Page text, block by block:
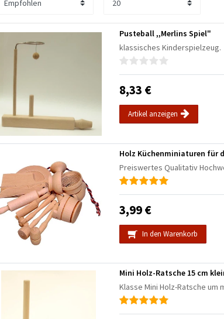
Pusteball ,,Merlins Spiel"
klassisches Kinderspielzeug.
8,33 €
Artikel anzeigen
Holz Küchenminiaturen für
Preiswertes Qualitativ
3,99 €
In den Warenkorb
Mini Holz-Ratsche 15 cm
Klasse Mini Holz-Ratsche um